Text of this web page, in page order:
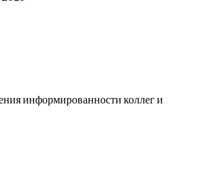
информированности коллег и